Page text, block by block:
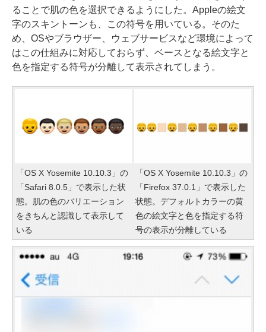
ることで肌の色を選択できるようにした。Appleの絵文
字のスキントーンも、この符号を用いている。そのた
め、OSやブラウザー、ウェブサービスなど環境によって
はこの仕組みに対応しておらず、ベースとなる絵文字と
色を指定する符号が分離して表示されてしまう。
「OS X Yosemite 10.10.3」の
「Safari 8.0.5」で表示した状
態。肌の色のバリエーション
をきちんと認識して表示して
いる
「OS X Yosemite 10.10.3」の
「Firefox 37.0.1」で表示した
状態。デフォルトカラーの黄
色の絵文字と色を指定する符
号の表示が分離している